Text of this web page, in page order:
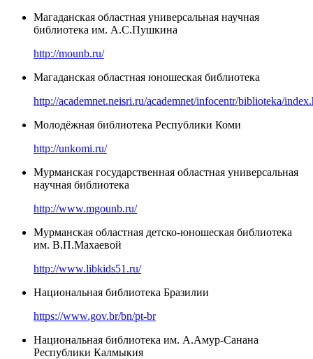
Магаданская областная универсальная научная
библиотека им. А.С.Пушкина
http://mounb.ru/
Магаданская областная юношеская библиотека
http://academnet.neisri.ru/academnet/infocentr/biblioteka/
Молодёжная библиотека Республики Коми
http://unkomi.ru/
Мурманская государственная областная универсальная
научная библиотека
http://www.mgounb.ru/
Мурманская областная детско-юношеская библиотека
им. В.П.Махаевой
http://www.libkids51.ru/
Национальная библиотека Бразилии
https://www.gov.br/bn/pt-br
Национальная библиотека им. А.Амур-Санана
Республики Калмыкия